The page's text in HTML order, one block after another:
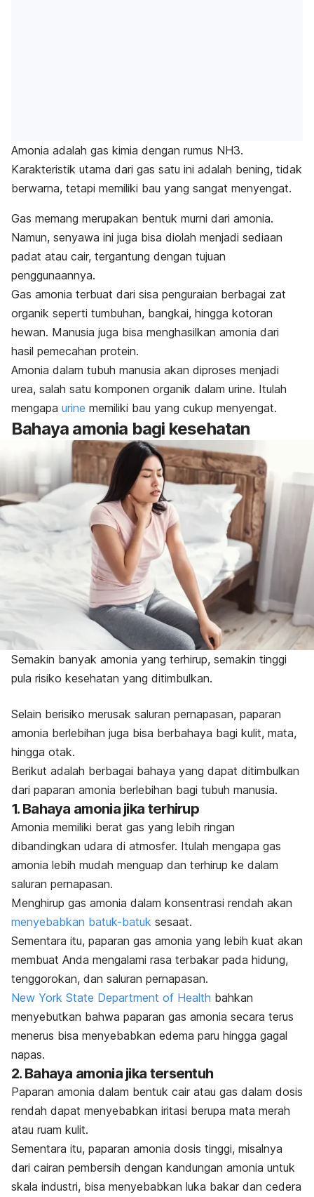
Amonia adalah gas kimia dengan rumus NH3.
Karakteristik utama dari gas satu ini adalah bening, tidak
berwarna, tetapi memiliki bau yang sangat menyengat.
Gas memang merupakan bentuk murni dari amonia.
Namun, senyawa ini juga bisa diolah menjadi sediaan
padat atau cair, tergantung dengan tujuan
penggunaannya.
Gas amonia terbuat dari sisa penguraian berbagai zat
organik seperti tumbuhan, bangkai, hingga kotoran
hewan. Manusia juga bisa menghasilkan amonia dari
hasil pemecahan protein.
Amonia dalam tubuh manusia akan diproses menjadi
urea, salah satu komponen organik dalam urine. Itulah
mengapa urine memiliki bau yang cukup menyengat.
Bahaya amonia bagi kesehatan
Semakin banyak amonia yang terhirup, semakin tinggi
pula risiko kesehatan yang ditimbulkan.
Selain berisiko merusak saluran pernapasan, paparan
amonia berlebihan juga bisa berbahaya bagi kulit, mata,
hingga otak.
Berikut adalah berbagai bahaya yang dapat ditimbulkan
dari paparan amonia berlebihan bagi tubuh manusia.
1. Bahaya amonia jika terhirup
Amonia memiliki berat gas yang lebih ringan
dibandingkan udara di atmosfer. Itulah mengapa gas
amonia lebih mudah menguap dan terhirup ke dalam
saluran pernapasan.
Menghirup gas amonia dalam konsentrasi rendah akan
menyebabkan batuk-batuk sesaat.
Sementara itu, paparan gas amonia yang lebih kuat akan
membuat Anda mengalami rasa terbakar pada hidung,
tenggorokan, dan saluran pernapasan.
New York State Department of Health bahkan
menyebutkan bahwa paparan gas amonia secara terus
menerus bisa menyebabkan edema paru hingga gagal
napas.
2. Bahaya amonia jika tersentuh
Paparan amonia dalam bentuk cair atau gas dalam dosis
rendah dapat menyebabkan iritasi berupa mata merah
atau ruam kulit.
Sementara itu, paparan amonia dosis tinggi, misalnya
dari cairan pembersih dengan kandungan amonia untuk
skala industri, bisa menyebabkan luka bakar dan cedera